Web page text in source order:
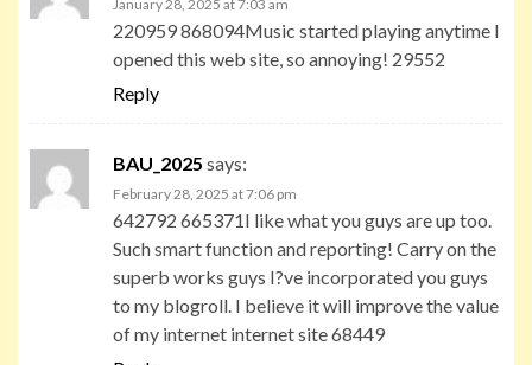
January 28, 2025 at 7:03 am
220959 868094Music started playing anytime I
opened this web site, so annoying! 29552
Reply
BAU_2025 says:
February 28, 2025 at 7:06 pm
642792 665371I like what you guys are up too.
Such smart function and reporting! Carry on the
superb works guys I?ve incorporated you guys
to my blogroll. I believe it will improve the value
of my internet internet site 68449